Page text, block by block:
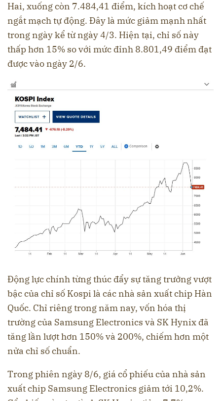
Hai, xuống còn 7.484,41 điểm, kích hoạt cơ chế
ngắt mạch tự động. Đây là mức giảm mạnh nhất
trong ngày kể từ ngày 4/3. Hiện tại, chỉ số này
thấp hơn 15% so với mức đỉnh 8.801,49 điểm đạt
được vào ngày 2/6.
Động lực chính từng thúc đẩy sự tăng trưởng vượt
bậc của chỉ số Kospi là các nhà sản xuất chip Hàn
Quốc. Chỉ riêng trong năm nay, vốn hóa thị
trường của Samsung Electronics và SK Hynix đã
tăng lần lượt hơn 150% và 200%, chiếm hơn một
nửa chỉ số chuẩn.
Trong phiên ngày 8/6, giá cổ phiếu của nhà sản
xuất chip Samsung Electronics giảm tới 10,2%.